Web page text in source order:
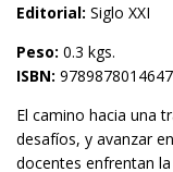
Editorial: Siglo XXI
Peso: 0.3 kgs.
ISBN: 9789878014647
El camino hacia una
desafíos, y avanzar
docentes enfrentan